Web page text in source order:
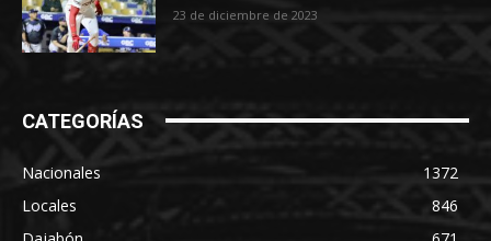
23 de diciembre de 2023
CATEGORÍAS
Nacionales
1372
Locales
846